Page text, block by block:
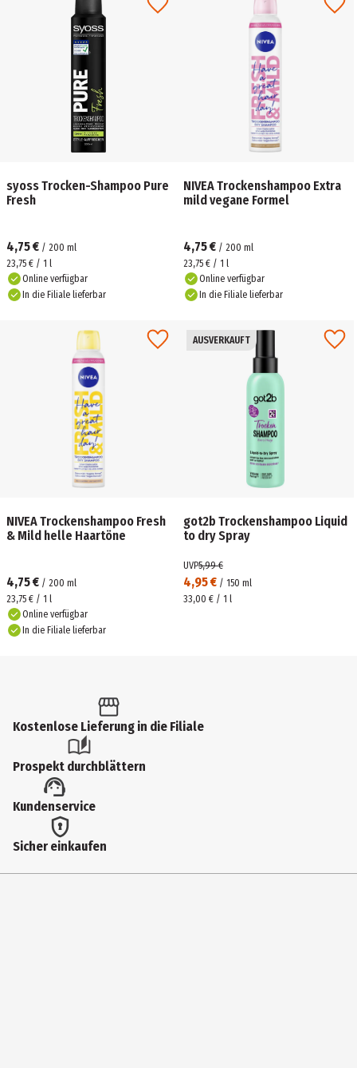
syoss Trocken-Shampoo Pure
Fresh
4,75 € / 200 ml
23,75 € / 1 l
Online verfügbar
In die Filiale lieferbar
NIVEA Trockenshampoo Extra
mild vegane Formel
4,75 € / 200 ml
23,75 € / 1 l
Online verfügbar
In die Filiale lieferbar
NIVEA Trockenshampoo Fresh
& Mild helle Haartöne
4,75 € / 200 ml
23,75 € / 1 l
Online verfügbar
In die Filiale lieferbar
AUSVERKAUFT
got2b Trockenshampoo Liquid
to dry Spray
4,95 € / 150 ml
UVP5,99 €
33,00 € / 1 l
Kostenlose Lieferung in die Filiale
Prospekt durchblättern
Kundenservice
Sicher einkaufen